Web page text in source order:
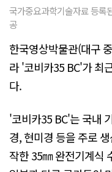
국가중요과학기술자료 등록
공
한국영상박물관(대구
라 '코비카35 BC'가 최
다.
'코비카35 BC'는 국내
경, 현미경 등을 주로
작한 35㎜ 완전기계식